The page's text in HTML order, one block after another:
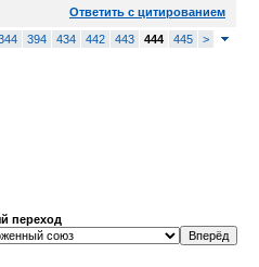
Ответить с цитированием
394 434 442 443 444 445 >
переход